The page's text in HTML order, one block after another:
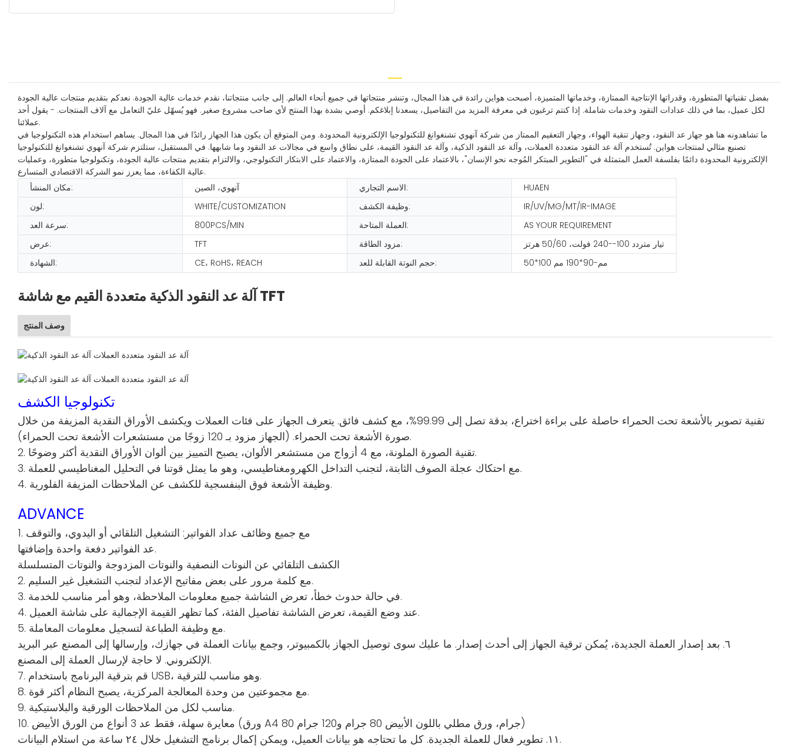
بفضل تقنياتها المتطورة، وقدراتها الإنتاجية الممتازة، وخدماتها المتميزة، أصبحت هواين رائدة في هذا المجال، وتنشر منتجاتها في جميع أنحاء العالم. إلى جانب منتجاتنا، نقدم خدمات عالية الجودة. نعدكم بتقديم منتجات عالية الجودة
لكل عميل، بما في ذلك عدادات النقود وخدمات شاملة. إذا كنتم ترغبون في معرفة المزيد من التفاصيل، يسعدنا إبلاغكم. أوصي بشدة بهذا المنتج لأي صاحب مشروع صغير. فهو يُسهّل عليّ التعامل مع آلاف المنتجات. - يقول أحد
عملائنا.
ما تشاهدونه هنا هو جهاز عد النقود، وجهاز تنقية الهواء، وجهاز التعقيم الممتاز من شركة آنهوي تشنغوانغ للتكنولوجيا الإلكترونية المحدودة. ومن المتوقع أن يكون هذا الجهاز رائدًا في هذا المجال. يساهم استخدام هذه التكنولوجيا في
تصنيع مثالي لمنتجات هواين. تُستخدم آلة عد النقود متعددة العملات، وآلة عد النقود الذكية، وآلة عد النقود القيمة، على نطاق واسع في مجالات عد النقود وما شابهها. في المستقبل، ستلتزم شركة آنهوي تشنغوانغ للتكنولوجيا
الإلكترونية المحدودة دائمًا بفلسفة العمل المتمثلة في "التطوير المبتكر المُوجه نحو الإنسان"، بالاعتماد على الجودة الممتازة، والاعتماد على الابتكار التكنولوجي، والالتزام بتقديم منتجات عالية الجودة، وتكنولوجيا متطورة، وعمليات
عالية الكفاءة، مما يعزز نمو الشركة الاقتصادي المتسارع.
مكان المنشأ:
آنهوي، الصين الاسم التجاري:
HUAEN
لون:
WHITE/CUSTOMIZATION وظيفة الكشف:
IR/UV/MG/MT/IR-IMAGE
سرعة العد:
800PCS/MIN العملة المتاحة:
AS YOUR REQUIREMENT
عرض:
TFT مزود الطاقة:
تيار متردد 100--240 فولت، 50/60 هرتز
الشهادة:
CE، RoHS، REACH حجم النوتة القابلة للعد: 50*100 مم-90*190 مم
آلة عد النقود الذكية متعددة القيم مع شاشة TFT
وصف المنتج
تكنولوجيا الكشف
تقنية تصوير بالأشعة تحت الحمراء حاصلة على براءة اختراع، بدقة تصل إلى 99.99%، مع كشف فائق. يتعرف الجهاز على فئات العملات ويكشف الأوراق النقدية المزيفة من خلال
صورة الأشعة تحت الحمراء. (الجهاز مزود بـ 120 زوجًا من مستشعرات الأشعة تحت الحمراء).
2. تقنية الصورة الملونة، مع 4 أزواج من مستشعر الألوان، يصبح التمييز بين ألوان الأوراق النقدية أكثر وضوحًا.
3. مع احتكاك عجلة الصوف الثابتة، لتجنب التداخل الكهرومغناطيسي، وهو ما يمثل قوتنا في التحليل المغناطيسي للعملة.
4. وظيفة الأشعة فوق البنفسجية للكشف عن الملاحظات المزيفة الفلورية.
ADVANCE
1. مع جميع وظائف عداد الفواتير: التشغيل التلقائي أو اليدوي، والتوقف
عد الفواتير دفعة واحدة وإضافتها.
الكشف التلقائي عن النوتات النصفية والنوتات المزدوجة والنوتات المتسلسلة
2. مع كلمة مرور على بعض مفاتيح الإعداد لتجنب التشغيل غير السليم.
3. في حالة حدوث خطأ، تعرض الشاشة جميع معلومات الملاحظة، وهو أمر مناسب للخدمة.
4. عند وضع القيمة، تعرض الشاشة تفاصيل الفئة، كما تظهر القيمة الإجمالية على شاشة العميل.
5. مع وظيفة الطباعة لتسجيل معلومات المعاملة.
٦. بعد إصدار العملة الجديدة، يُمكن ترقية الجهاز إلى أحدث إصدار. ما عليك سوى توصيل الجهاز بالكمبيوتر، وجمع بيانات العملة في جهازك، وإرسالها إلى المصنع عبر البريد
الإلكتروني. لا حاجة لإرسال العملة إلى المصنع.
7. قم بترقية البرنامج باستخدام USB، وهو مناسب للترقية.
8. مع مجموعتين من وحدة المعالجة المركزية، يصبح النظام أكثر قوة.
9. مناسب لكل من الملاحظات الورقية والبلاستيكية.
10. معايرة سهلة، فقط عد 3 أنواع من الورق الأبيض (ورق A4 80 جرام، ورق مطلي باللون الأبيض 80 جرام و120 جرام)
١١. تطوير فعال للعملة الجديدة. كل ما تحتاجه هو بيانات العميل، ويمكن إكمال برنامج التشغيل خلال ٢٤ ساعة من استلام البيانات.